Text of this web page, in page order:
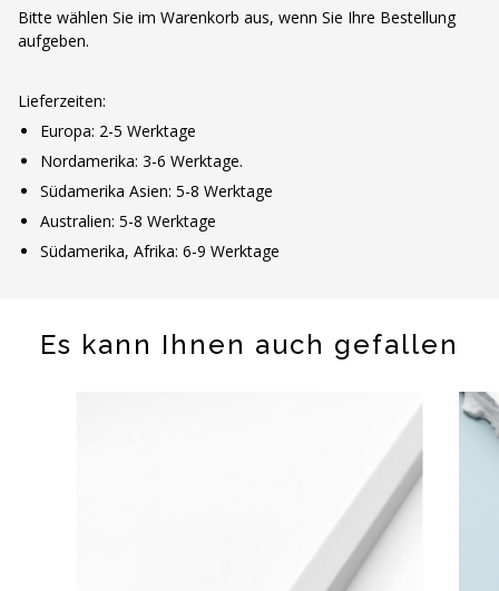
Bitte wählen Sie im Warenkorb aus, wenn Sie Ihre Bestellung
aufgeben.
Lieferzeiten:
Europa: 2-5 Werktage
Nordamerika: 3-6 Werktage.
Südamerika Asien: 5-8 Werktage
Australien: 5-8 Werktage
Südamerika, Afrika: 6-9 Werktage
Es kann Ihnen auch gefallen